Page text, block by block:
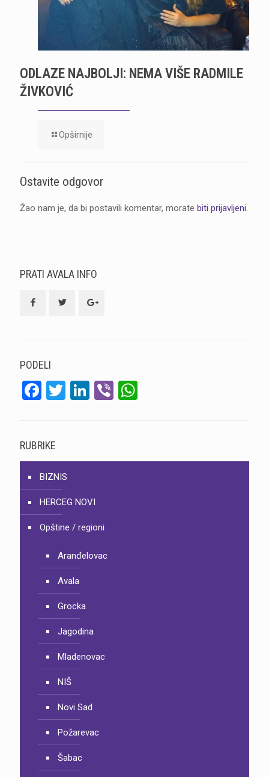
ODLAZE NAJBOLJI: NEMA VIŠE RADMILE
ŽIVKOVIĆ
Opširnije
Ostavite odgovor
Žao nam je, da bi postavili komentar, morate biti prijavljeni.
PRATI AVALA INFO
PODELI
Facebook
Twitter
LinkedIn
Viber
RUBRIKE
BIZNIS
HERCEG NOVI
Opštine / regioni
Aranđelovac
Avala
Grocka
Jagodina
Mladenovac
NIŠ
Novi Sad
Požarevac
Šabac